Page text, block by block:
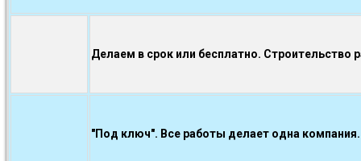
Делаем в срок или бесплатно. Строительство
"Под ключ". Все работы делает одна компания.